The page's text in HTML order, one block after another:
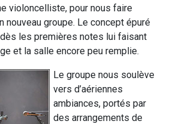
violoncelliste, pour nous faire
nouveau groupe. Le concept épuré
les premières notes lui faisant
et la salle encore peu remplie.
Le groupe nous soulève
vers d’aériennes
ambiances, portés par
des arrangements de